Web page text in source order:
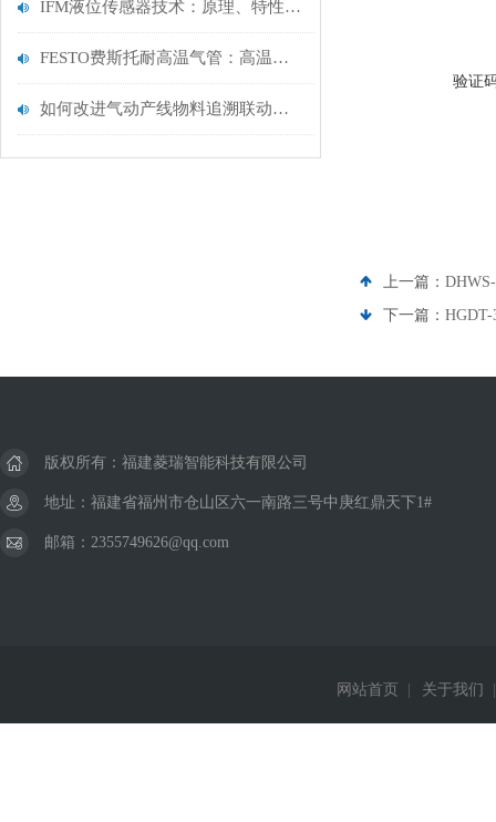
IFM液位传感器技术：原理、特性及其在工业自动化中的核心作用
FESTO费斯托耐高温气管：高温工业场景，高效输气理想之选
如何改进气动产线物料追溯联动系统
验证
上一篇：
下一篇： HGDT-
版权所有：福建菱瑞智能科技有限公司
地址：福建省福州市仓山区六一南路三号中庚红鼎天下1#
邮箱：2355749626@qq.com
网站首页 关于我们